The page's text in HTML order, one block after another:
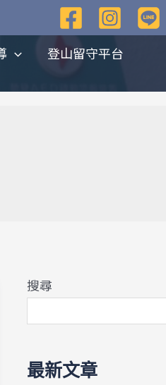
登山留守平台
搜尋
最新文章
整